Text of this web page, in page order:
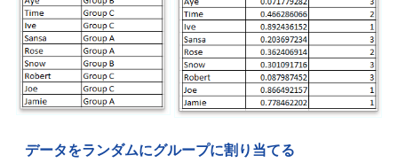
データをランダムにグループに割り当てる